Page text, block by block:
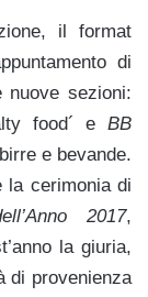
il format
di
nuove sezioni:
food´ eBB
e bevande.
la cerimonia di
2017,
la giuria,
di provenienza